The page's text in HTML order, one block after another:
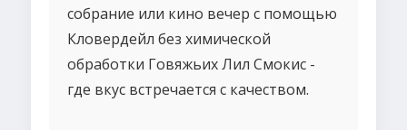
собрание или кино вечер с помощью
Кловердейл без химической
обработки Говяжьих Лил Смокис -
где вкус встречается с качеством.